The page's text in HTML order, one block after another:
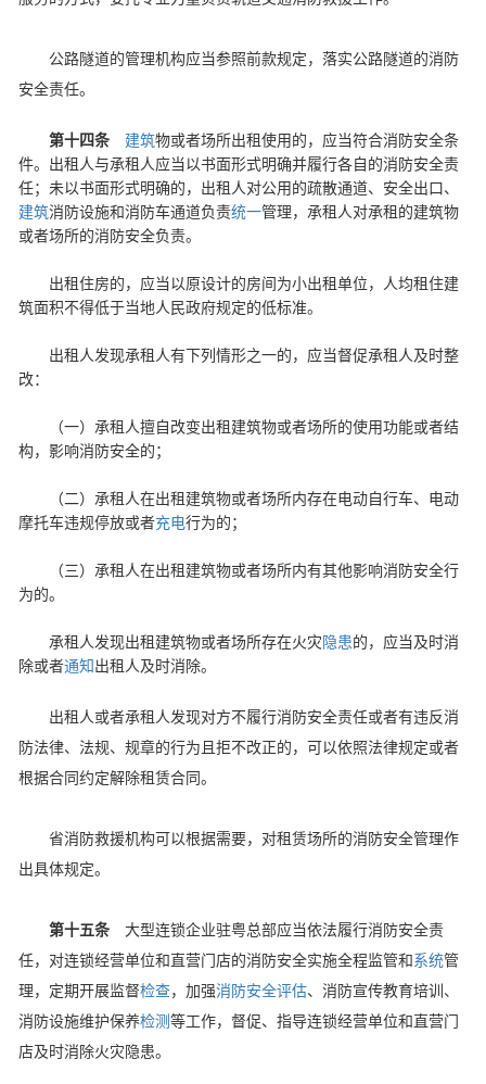
公路隧道的管理机构应当参照前款规定，落实公路隧道的消防
安全责任。
第十四条 建筑物或者场所出租使用的，应当符合消防安全条
件。出租人与承租人应当以书面形式明确并履行各自的消防安全责
任；未以书面形式明确的，出租人对公用的疏散通道、安全出口、
建筑消防设施和消防车通道负责统一管理，承租人对承租的建筑物
或者场所的消防安全负责。
出租住房的，应当以原设计的房间为小出租单位，人均租住建
筑面积不得低于当地人民政府规定的低标准。
出租人发现承租人有下列情形之一的，应当督促承租人及时整
改：
（一）承租人擅自改变出租建筑物或者场所的使用功能或者结
构，影响消防安全的；
（二）承租人在出租建筑物或者场所内存在电动自行车、电动
摩托车违规停放或者充电行为的；
（三）承租人在出租建筑物或者场所内有其他影响消防安全行
为的。
承租人发现出租建筑物或者场所存在火灾隐患的，应当及时消
除或者通知出租人及时消除。
出租人或者承租人发现对方不履行消防安全责任或者有违反消
防法律、法规、规章的行为且拒不改正的，可以依照法律规定或者
根据合同约定解除租赁合同。
省消防救援机构可以根据需要，对租赁场所的消防安全管理作
出具体规定。
第十五条 大型连锁企业驻粤总部应当依法履行消防安全责
任，对连锁经营单位和直营门店的消防安全实施全程监管和系统管
理，定期开展监督检查，加强消防安全评估、消防宣传教育培训、
消防设施维护保养检测等工作，督促、指导连锁经营单位和直营门
店及时消除火灾隐患。